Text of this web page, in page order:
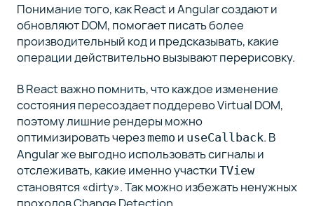
Понимание того, как React и Angular создают и
обновляют DOM, помогает писать более
производительный код и предсказывать, какие
операции действительно вызывают перерисовку.
В React важно помнить, что каждое изменение
состояния пересоздает поддерево Virtual DOM,
поэтому лишние рендеры можно
оптимизировать черезmemo и useCallback. В
Angular же выгодно использовать сигналы и
отслеживать, какие именно участки TView
становятся «dirty». Так можно избежать ненужных
проходов Change Detection.